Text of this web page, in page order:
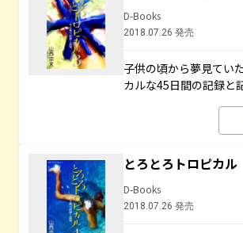
D-Books
2018.07.26 発売
子供の頃から夢見てい
カルな45日間の記録と
とろとろトロピカ
D-Books
2018.07.26 発売